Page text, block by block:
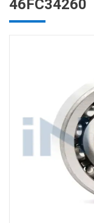
46FC34260